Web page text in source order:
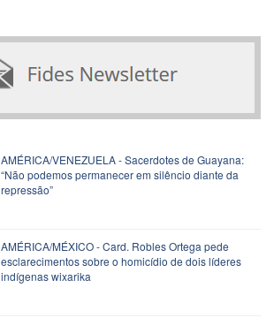
AMÉRICA/VENEZUELA - Sacerdotes de Guayana:
“Não podemos permanecer em silêncio diante da
repressão”
AMÉRICA/MÉXICO - Card. Robles Ortega pede
esclarecimentos sobre o homicídio de dois líderes
indígenas wixarika